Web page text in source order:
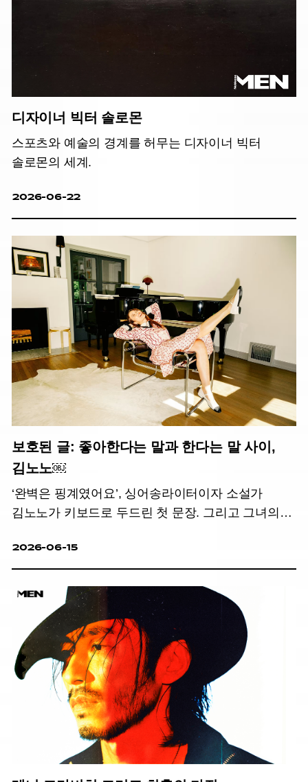
디자이너 빅터 솔로몬
스포츠와 예술의 경계를 허무는 디자이너 빅터
솔로몬의 세계.
2026-06-22
보호된 글: 좋아한다는 말과 한다는 말 사이,
김노노￼
‘완벽은 핑계였어요’, 싱어송라이터이자 소설가
김노노가 키보드로 두드린 첫 문장. 그리고 그녀의
2026-06-15